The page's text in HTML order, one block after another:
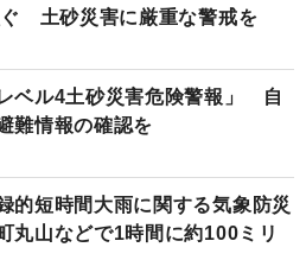
土砂災害に厳重な警戒を
ベル4土砂災害危険警報」 自
難情報の確認を
的短時間大雨に関する気象防災
山などで1時間に約100ミリ